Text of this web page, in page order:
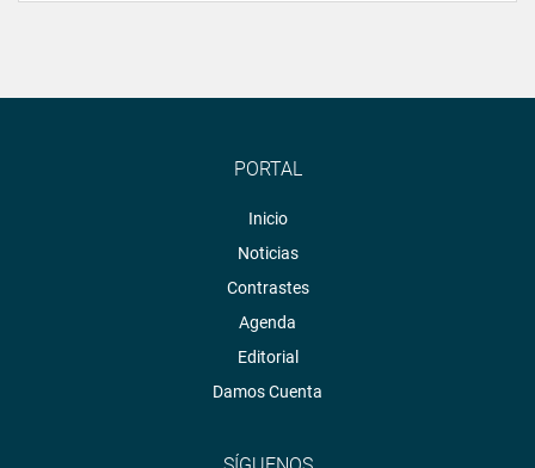
PORTAL
Inicio
Noticias
Contrastes
Agenda
Editorial
Damos Cuenta